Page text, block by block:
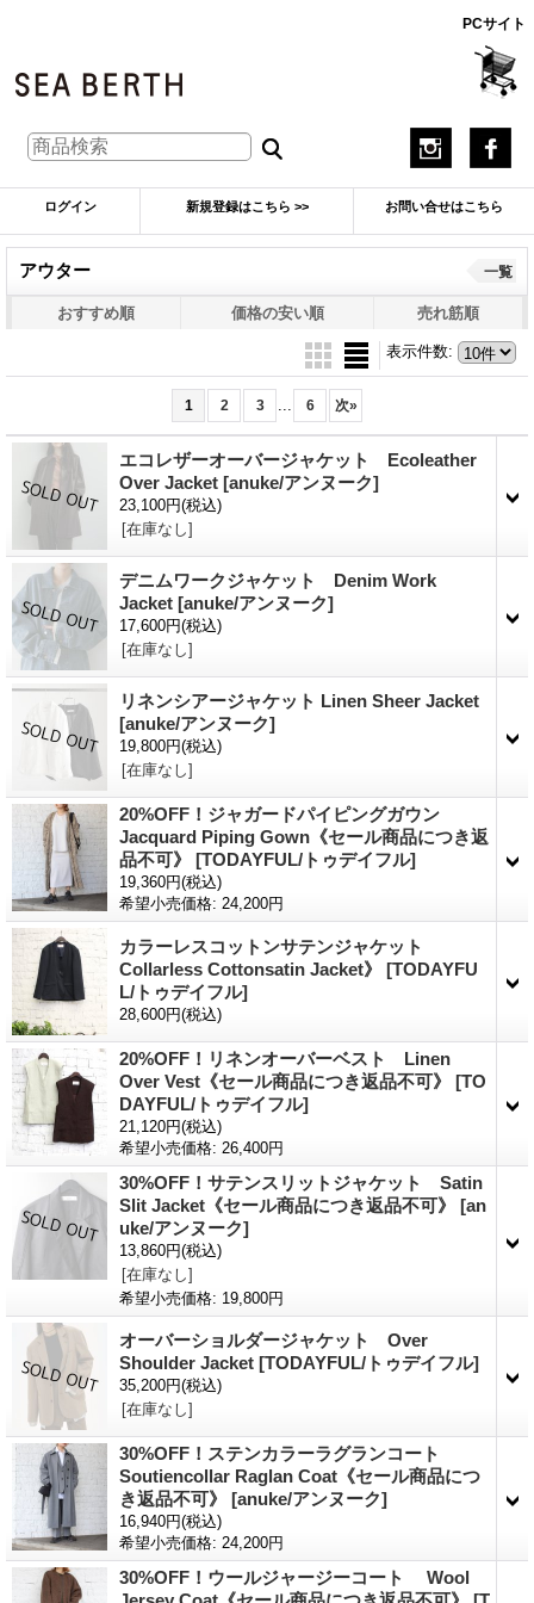
PCサイト
ログイン 新規登録はこちら >> お問い合せはこちら
アウター 一覧
おすすめ順 価格の安い順 売れ筋順
表示件数:
1 2 3 ... 6 次»
エコレザーオーバージャケット Ecoleather
Over Jacket [anuke/アンヌーク]
23,100円(税込)
[在庫なし]
デニムワークジャケット Denim Work
Jacket [anuke/アンヌーク]
17,600円(税込)
[在庫なし]
リネンシアージャケット Linen Sheer Jacket
[anuke/アンヌーク]
19,800円(税込)
[在庫なし]
20%OFF！ジャガードパイピングガウン
Jacquard Piping Gown《セール商品につき返
品不可》 [TODAYFUL/トゥデイフル]
19,360円(税込)
希望小売価格: 24,200円
カラーレスコットンサテンジャケット
Collarless Cottonsatin Jacket》 [TODAYFU
L/トゥデイフル]
28,600円(税込)
20%OFF！リネンオーバーベスト Linen
Over Vest《セール商品につき返品不可》 [TO
DAYFUL/トゥデイフル]
21,120円(税込)
希望小売価格: 26,400円
30%OFF！サテンスリットジャケット Satin
Slit Jacket《セール商品につき返品不可》 [an
uke/アンヌーク]
13,860円(税込)
[在庫なし]
希望小売価格: 19,800円
オーバーショルダージャケット Over
Shoulder Jacket [TODAYFUL/トゥデイフル]
35,200円(税込)
[在庫なし]
30%OFF！ステンカラーラグランコート
Soutiencollar Raglan Coat《セール商品につ
き返品不可》 [anuke/アンヌーク]
16,940円(税込)
希望小売価格: 24,200円
30%OFF！ウールジャージーコート Wool